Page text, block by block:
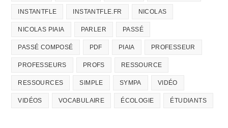
INSTANTFLE INSTANTFLE.FR NICOLAS
NICOLAS PIAIA PARLER PASSÉ
PASSÉ COMPOSÉ PDF PIAIA PROFESSEUR
PROFESSEURS PROFS RESSOURCE
RESSOURCES SIMPLE SYMPA VIDÉO
VIDÉOS VOCABULAIRE ÉCOLOGIE ÉTUDIANTS